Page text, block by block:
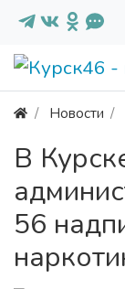
Новости
В
56